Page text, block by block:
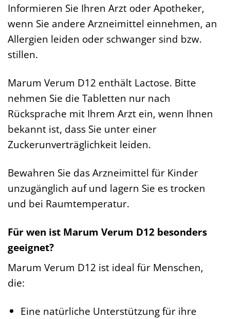
Informieren Sie Ihren Arzt oder Apotheker,
wenn Sie andere Arzneimittel einnehmen, an
Allergien leiden oder schwanger sind bzw.
stillen.
Marum Verum D12 enthält Lactose. Bitte
nehmen Sie die Tabletten nur nach
Rücksprache mit Ihrem Arzt ein, wenn Ihnen
bekannt ist, dass Sie unter einer
Zuckerunverträglichkeit leiden.
Bewahren Sie das Arzneimittel für Kinder
unzugänglich auf und lagern Sie es trocken
und bei Raumtemperatur.
Für wen ist Marum Verum D12 besonders
geeignet?
Marum Verum D12 ist ideal für Menschen,
die:
Eine natürliche Unterstützung für ihre